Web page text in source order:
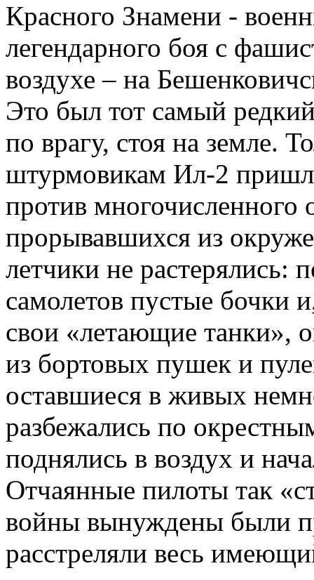
Красного Знамени -
легендарного боя с
воздухе – на
Это был тот самый
по врагу, стоя на земле.
штурмовикам Ил-2
против многочисленного
прорывавшихся из
летчики не растерялись:
самолетов пустые бочки
свои «летающие танки»,
из бортовых пушек и
оставшиеся в живых
разбежались по
поднялись в воздух и
Отчаянные пилоты так
войны вынуждены были
расстреляли весь